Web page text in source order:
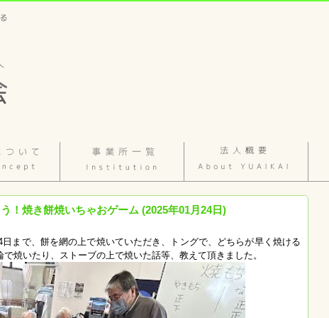
焼き餅焼いちゃおゲーム (2025年01月24日)
まで、餅を網の上で焼いていただき、トングで、どちらが早く焼ける
焼いたり、ストーブの上で焼いた話等、教えて頂きました。